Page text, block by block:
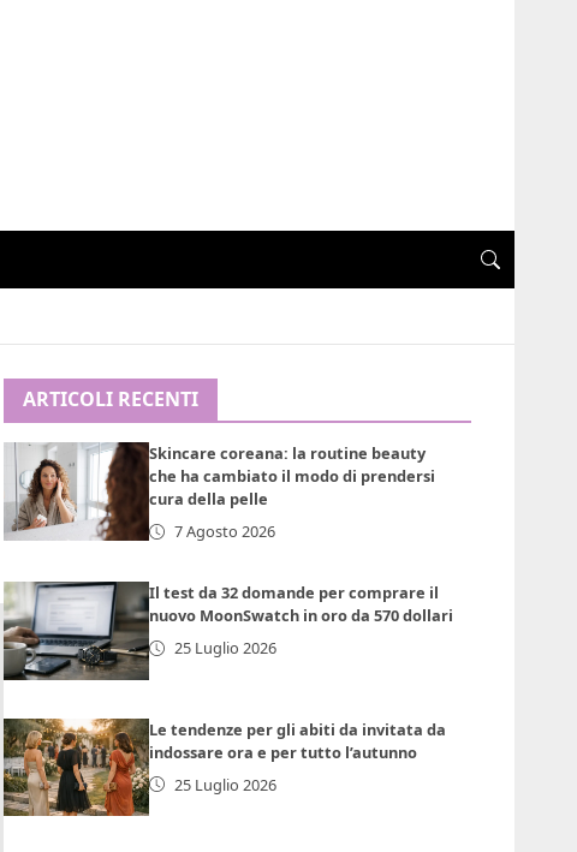
ARTICOLI RECENTI
Skincare coreana: la routine beauty
che ha cambiato il modo di prendersi
cura della pelle
7 Agosto 2026
Il test da 32 domande per comprare il
nuovo MoonSwatch in oro da 570 dollari
25 Luglio 2026
Le tendenze per gli abiti da invitata da
indossare ora e per tutto l’autunno
25 Luglio 2026